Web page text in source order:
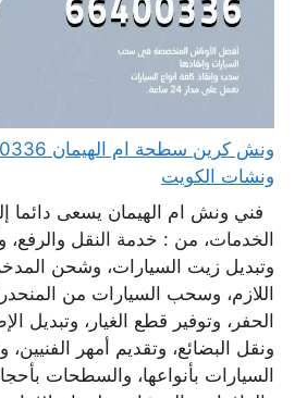
ونشات الكويت
فني ونش ام الهيمان يسعى دائما
الخدمات، من : خدمة النقل والرفع،
وتبديل زيت السيارات، وشحن
اللازم، وسحب السيارات من
الحفر، وتوفير قطع الغيار، وتبديل
ونقل البضائع، وتقديم أمهر
السيارات بأنواعها، والسطحات